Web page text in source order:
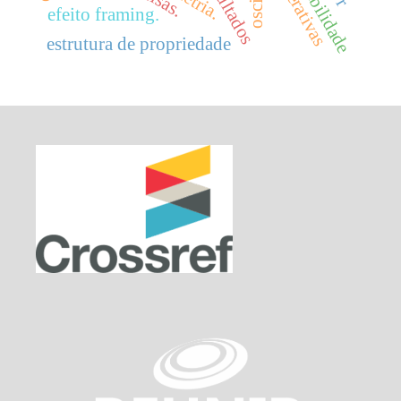
estrutura de propriedade
efeito framing.